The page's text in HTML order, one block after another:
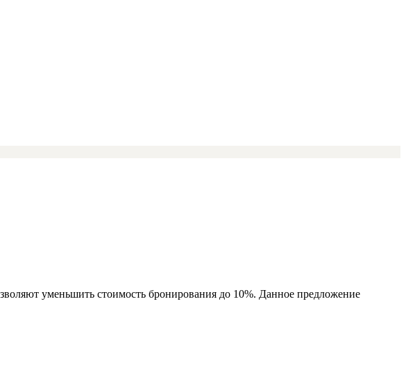
уменьшить стоимость бронирования до 10%. Данное предложение